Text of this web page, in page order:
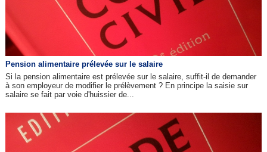
Pension alimentaire prélevée sur le salaire
Si la pension alimentaire est prélevée sur le salaire, suffit-il de demander
à son employeur de modifier le prélèvement ? En principe la saisie sur
salaire se fait par voie d'huissier de...